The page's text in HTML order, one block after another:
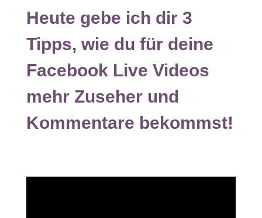
Heute gebe ich dir 3
Tipps, wie du für deine
Facebook Live Videos
mehr Zuseher und
Kommentare bekommst!